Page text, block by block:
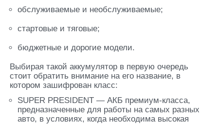
обслуживаемые и необслуживаемые;
стартовые и тяговые;
бюджетные и дорогие модели.
Выбирая такой аккумулятор в первую очередь
стоит обратить внимание на его название, в
котором зашифрован класс:
SUPER PRESIDENT — АКБ премиум-класса,
предназначенные для работы на самых разных
авто, в условиях, когда необходима высокая